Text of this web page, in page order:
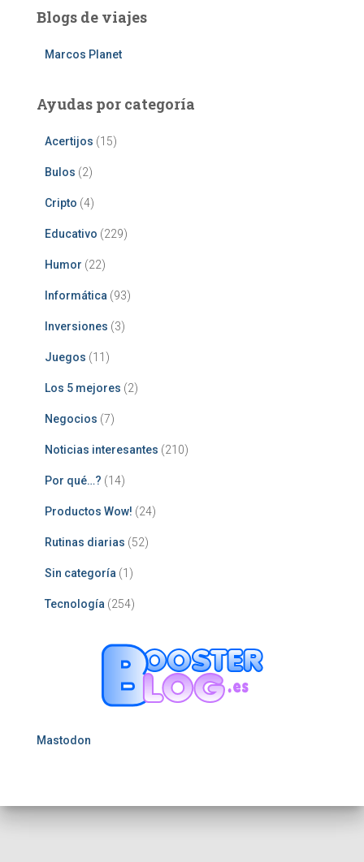
Blogs de viajes
Marcos Planet
Ayudas por categoría
Acertijos (15)
Bulos (2)
Cripto (4)
Educativo (229)
Humor (22)
Informática (93)
Inversiones (3)
Juegos (11)
Los 5 mejores (2)
Negocios (7)
Noticias interesantes (210)
Por qué…? (14)
Productos Wow! (24)
Rutinas diarias (52)
Sin categoría (1)
Tecnología (254)
Mastodon